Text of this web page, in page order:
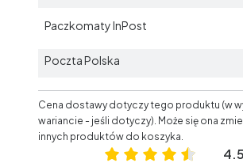
Paczkomaty InPost
Poczta Polska
Cena dostawy dotyczy tego produktu (w
wariancie - jeśli dotyczy). Może się ona
innych produktów do koszyka.